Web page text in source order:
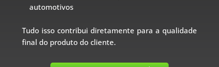
automotivos
Tudo isso contribui diretamente para a qualidade
final do produto do cliente.